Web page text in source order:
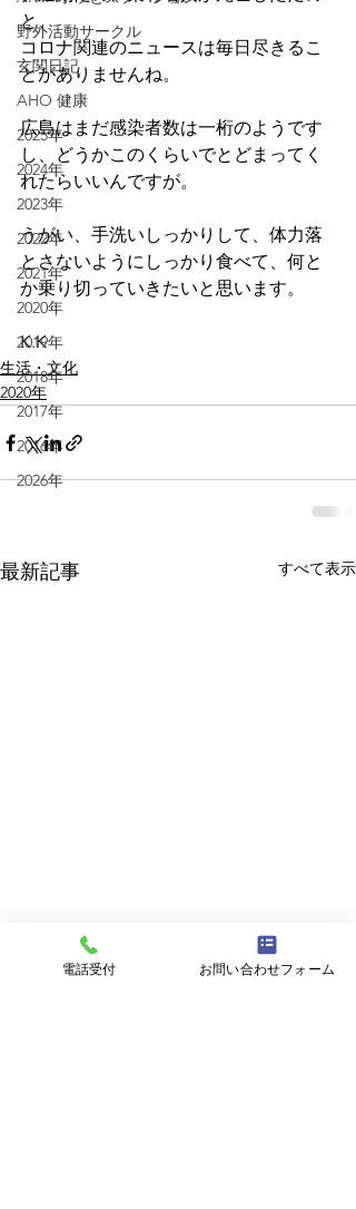
野外活動サークル
玄関日記
AHO 健康
2025年
2024年
2023年
2022年
2021年
2020年
2019年
2018年
2017年
2016年
2026年
と、
コロナ関連のニュースは毎日尽きるこ
とがありませんね。
広島はまだ感染者数は一桁のようです
し、どうかこのくらいでとどまってく
れたらいいんですが。
うがい、手洗いしっかりして、体力落
とさないようにしっかり食べて、何と
か乗り切っていきたいと思います。
K.K
生活・文化
2020年
最新記事 すべて表示
電話受付 お問い合わせフォーム